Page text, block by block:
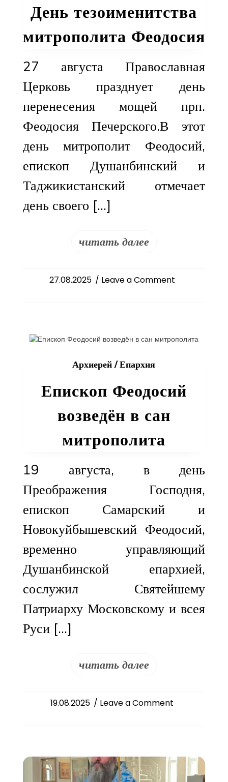
Ташкента
День тезоименитства
митрополита Феодосия
27 августа Православная
Церковь празднует день
перенесения мощей прп.
Феодосия Печерского.В этот
день митрополит Феодосий,
епископ Душанбинский и
Таджикистанский отмечает
день своего […]
читать далее
27.08.2025 / Leave a Commenton
Архиерей /Епархия
Епископ Феодосий
возведён в сан
митрополита
19 августа, в день
Преображения Господня,
епископ Самарский и
Новокуйбышевский Феодосий,
временно управляющий
Душанбинской епархией,
сослужил Святейшему
Патриарху Московскому и всея
Руси […]
читать далее
19.08.2025 / Leave a Comment
сан
митрополита